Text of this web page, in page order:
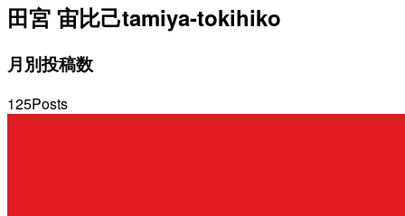
田宮 宙比己tamiya-tokihiko
月別投稿数
125Posts